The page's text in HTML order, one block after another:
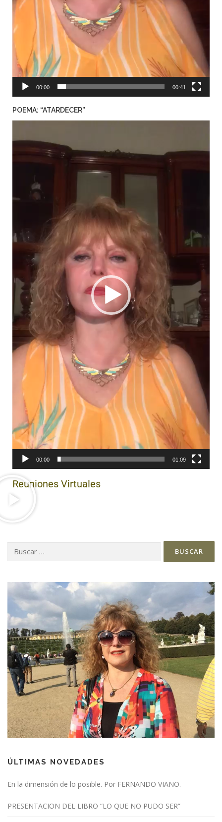
00:00 00:41
POEMA: “ATARDECER”
00:00 01:09
Reuniones Virtuales
ÚLTIMAS NOVEDADES
En la dimensión de lo posible. Por FERNANDO VIANO.
PRESENTACION DEL LIBRO “LO QUE NO PUDO SER”